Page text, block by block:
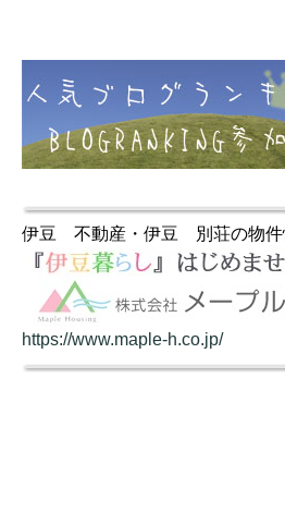
伊豆 不動産・伊豆 別荘の物件
https://www.maple-h.co.jp/